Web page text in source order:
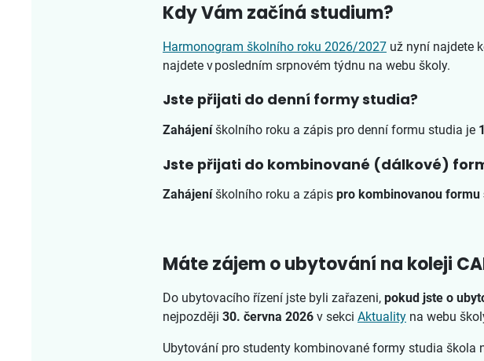
Kdy Vám začíná studium?
Harmonogram školního roku 2026/2027 už nyní najdete
najdete v posledním srpnovém týdnu na webu školy.
Jste přijati do denní formy studia?
Zahájeníškolního roku a zápis pro denní formu studia je
Jste přijati do kombinované (dálkové)
Zahájeníškolního roku a zápis pro kombinovanou formu
Máte zájem o ubytování na koleji
Do ubytovacího řízení jste byli zařazeni, pokud jste o
nejpozději 30. června 2026 v sekci Aktuality na webu
Ubytování pro studenty kombinované formy studia škola